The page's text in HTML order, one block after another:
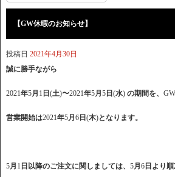
【GW休暇のお知らせ】
投稿日 2021年4月30日
誠に勝手ながら
2021年5月 1 日 (土)〜2021年5月 5 日 (水) の期間を、 GW
営業開始は2021年5月 6 日 (木)となります。
5月 1 日以降のご注文に関しましては、 5月 6 日より